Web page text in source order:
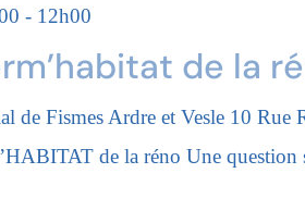
- 12h00
de la
de Fismes Ardre et Vesle 10 Rue
de la réno Une question